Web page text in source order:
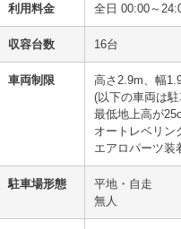
利用料金 全日 00:00～
収容台数 16台
車両制限
高さ2.9m、幅
(以下の車両は
最低地上高が
オートレベリン
エアロパーツ装
駐車場形態
平地・自走
無人